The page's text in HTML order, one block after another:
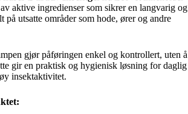
aktive ingredienser som sikrer en langvarig og
på utsatte områder som hode, ører og andre
gjør påføringen enkel og kontrollert, uten å
gir en praktisk og hygienisk løsning for daglig
insektaktivitet.